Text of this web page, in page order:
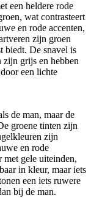
een heldere rode
wat contrasteert
en rode accenten,
zijn groen
biedt. De snavel is
zijn grijs en hebben
een lichte
de man, maar de
groene tinten zijn
zijn
en rode
met gele uiteinden,
in kleur, maar iets
een iets ruwere
bij de man.